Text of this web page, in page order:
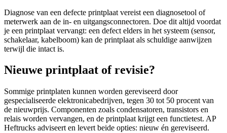
Diagnose van een defecte printplaat vereist een diagnosetool of
meterwerk aan de in- en uitgangsconnectoren. Doe dit altijd voordat
je een printplaat vervangt: een defect elders in het systeem (sensor,
schakelaar, kabelboom) kan de printplaat als schuldige aanwijzen
terwijl die intact is.
Nieuwe printplaat of revisie?
Sommige printplaten kunnen worden gereviseerd door
gespecialiseerde elektronicabedrijven, tegen 30 tot 50 procent van
de nieuwprijs. Componenten zoals condensatoren, transistors en
relais worden vervangen, en de printplaat krijgt een functietest. AP
Heftrucks adviseert en levert beide opties: nieuw én gereviseerd.